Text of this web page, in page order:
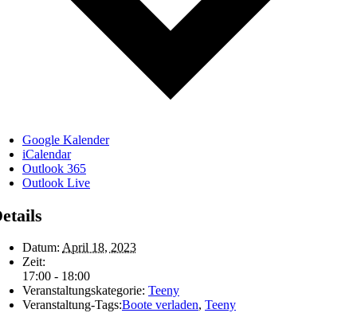
Google Kalender
iCalendar
Outlook 365
Outlook Live
Datum: April 18, 2023
Zeit:
17:00 - 18:00
Veranstaltungskategorie: Teeny
Veranstaltung-Tags:Boote verladen, Teeny